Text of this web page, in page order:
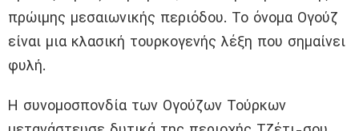
πρώιμης μεσαιωνικής περιόδου. Το όνομα Ογούζ
είναι μια κλασική τουρκογενής λέξη που σημαίνει
φυλή.
Η συνομοσπονδία των Ογούζων Τούρκων